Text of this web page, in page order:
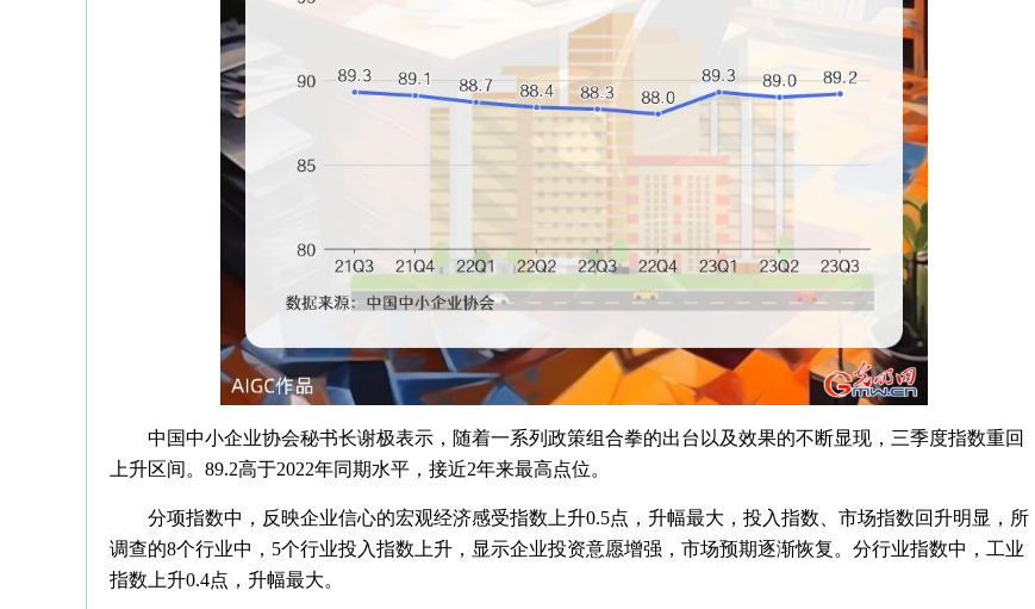
中国中小企业协会秘书长谢极表示，随着一系列政策组合拳的出台以及效果的不断显现，三季度指数重回
上升区间。89.2高于2022年同期水平，接近2年来最高点位。
分项指数中，反映企业信心的宏观经济感受指数上升0.5点，升幅最大，投入指数、市场指数回升明显，所
调查的8个行业中，5个行业投入指数上升，显示企业投资意愿增强，市场预期逐渐恢复。分行业指数中，工业
指数上升0.4点，升幅最大。